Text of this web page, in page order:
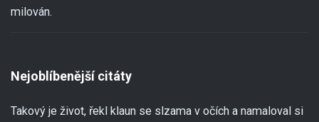
milován.
Nejoblíbenější citáty
Takový je život, řekl klaun se slzama v očích a namaloval si